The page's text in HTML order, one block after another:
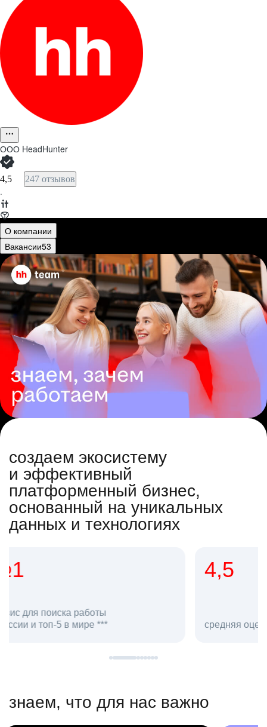
ООО HeadHunter
4,5 247 отзывов
·
О компании
Вакансии53
создаем экосистему
и эффективный
платформенный бизнес,
основанный на уникальных
данных и технологиях
4,5
средняя оценка hh.ru как работодателя **
в hh.ru
знаем, что для нас важно